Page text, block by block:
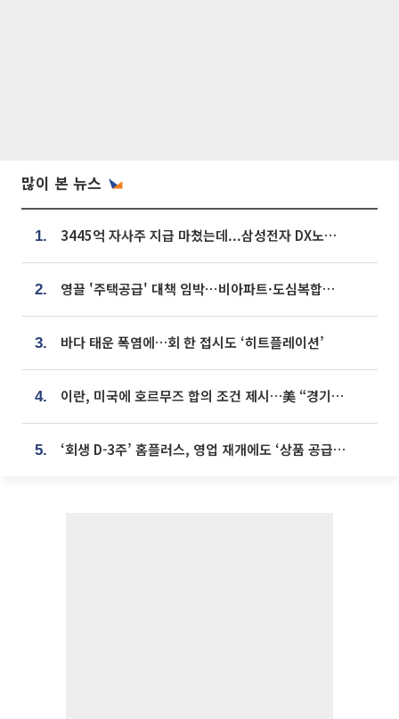
많이 본 뉴스
1. 3445억 자사주 지급 마쳤는데...삼성전자 DX노조, 뒤늦은 '떼쓰기 집회'
2. 영끌 '주택공급' 대책 임박⋯비아파트·도심복합까지 총동원
3. 바다 태운 폭염에…회 한 접시도 ‘히트플레이션’
4. 이란, 미국에 호르무즈 합의 조건 제시…美 “경기 아직 안 끝나” [종합]
5. ‘회생 D-3주’ 홈플러스, 영업 재개에도 ‘상품 공급망’ 복구가 생존 관건